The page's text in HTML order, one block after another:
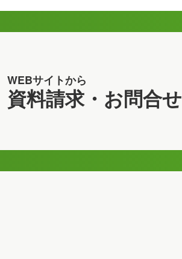
WEBサイトから
資料請求・お問合せ